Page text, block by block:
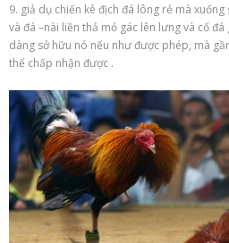
9. giả dụ chiến kê địch đá lông rẻ mà xuống
và đá –nài liền thả mỏ gác lên lưng và cổđá
dàng sở hữu nó nếu nhưđược phép, mà
thể chấp nhận được .